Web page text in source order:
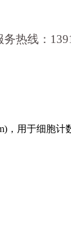
务热线：
，用于细胞计